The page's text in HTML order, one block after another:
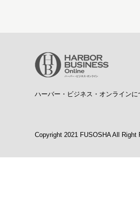
ハーバー・ビジネス・オンラインに
Copyright 2021 FUSOSHA All Right